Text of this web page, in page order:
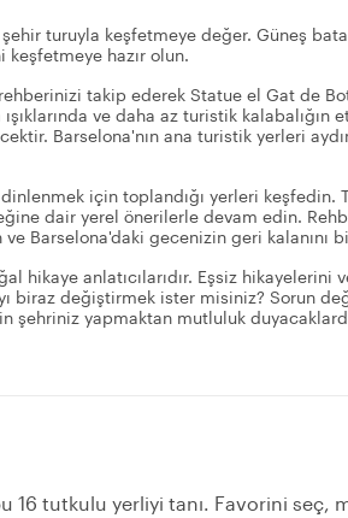
turuyla keşfetmeye değer. Güneş
keşfetmeye hazır olun.
takip ederek Statue el Gat de
ve daha az turistik kalabalığın
Barselona'nın ana turistik yerleri
için toplandığı yerleri keşfedin.
dair yerel önerilerle devam edin.
Barselona'daki gecenizin geri kalanını
hikaye anlatıcılarıdır. Eşsiz hikayelerini
biraz değiştirmek ister misiniz? Sorun
şehriniz yapmaktan mutluluk
16 tutkulu yerliyi tanı. Favorini seç,